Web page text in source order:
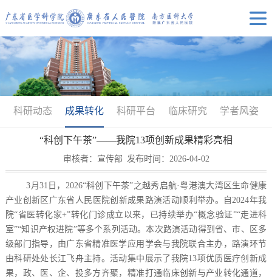
科研动态 成果转化 科研平台 临床研究 学者风姿
“科创下午茶”——我院13项创新成果精彩亮相
审核者：宣传部 发布时间：2026-04-02
3月31日，2026“科创下午茶”之越秀启航·粤港澳大湾区生命健康
产业创新区广东省人民医院创新成果路演活动顺利举办。自2024年我
院“省医转化家+”转化门诊成立以来，已持续举办“概念验证”“走进科
室”“知识产权进院”等多个系列活动。本次路演活动得到省、市、区多
级部门指导，由广东省精准医学应用学会与我院联合主办，路演环节
由科研处处长江飞舟主持。活动集中展示了我院13项优质医疗创新成
果，政、医、企、投多方齐聚，精准打通临床创新与产业转化通道，